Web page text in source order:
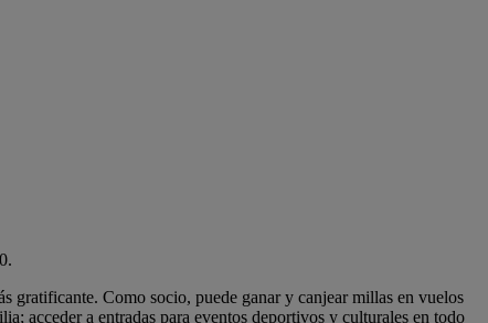
gratificante. Como socio, puede ganar y canjear millas en vuelos
acceder a entradas para eventos deportivos y culturales en todo